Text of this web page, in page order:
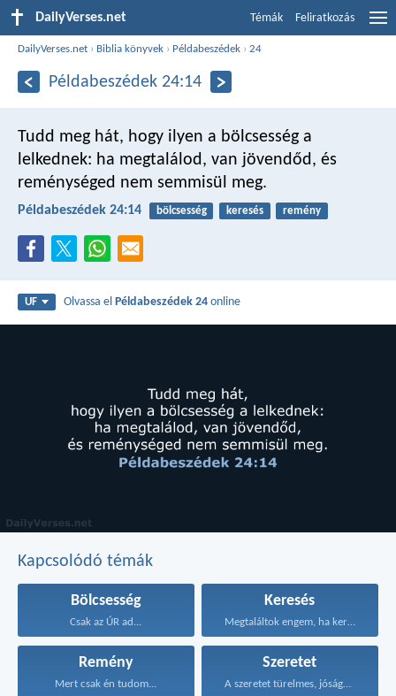
DailyVerses.net Témák Feliratkozás
DailyVerses.net › Biblia könyvek › Példabeszédek ›24
Példabeszédek 24:14
Tudd meg hát, hogy ilyen a bölcsesség a
lelkednek: ha megtalálod, van jövendőd, és
reménységed nem semmisül meg.
Példabeszédek 24:14 bölcsesség keresés remény
UF Olvassa elPéldabeszédek 24 online
Kapcsolódó témák
Bölcsesség
Csak az ÚR ad...
Keresés
Megtaláltok engem, ha kerestek...
Remény
Mert csak én tudom...
Szeretet
A szeretet türelmes, jóságos...